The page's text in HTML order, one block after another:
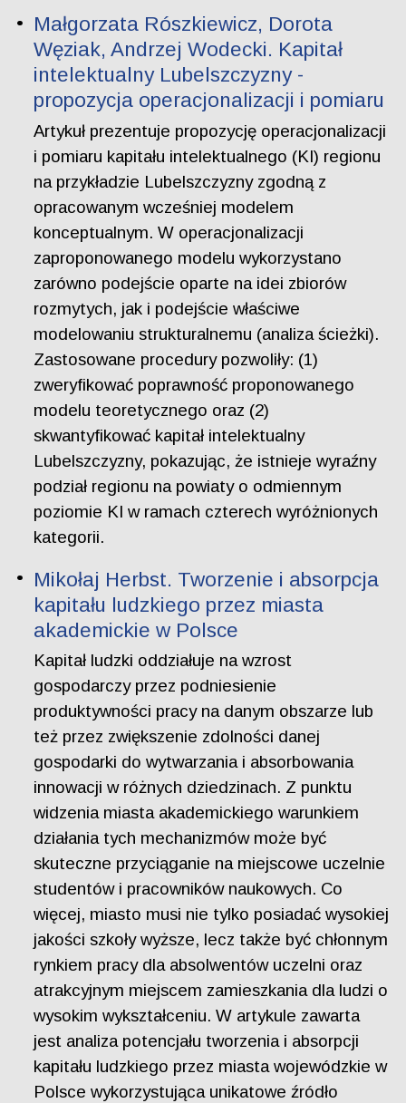
Małgorzata Rószkiewicz, Dorota
Węziak, Andrzej Wodecki. Kapitał
intelektualny Lubelszczyzny -
propozycja operacjonalizacji i pomiaru
Artykuł prezentuje propozycję operacjonalizacji
i pomiaru kapitału intelektualnego (KI) regionu
na przykładzie Lubelszczyzny zgodną z
opracowanym wcześniej modelem
konceptualnym. W operacjonalizacji
zaproponowanego modelu wykorzystano
zarówno podejście oparte na idei zbiorów
rozmytych, jak i podejście właściwe
modelowaniu strukturalnemu (analiza ścieżki).
Zastosowane procedury pozwoliły: (1)
zweryfikować poprawność proponowanego
modelu teoretycznego oraz (2)
skwantyfikować kapitał intelektualny
Lubelszczyzny, pokazując, że istnieje wyraźny
podział regionu na powiaty o odmiennym
poziomie KI w ramach czterech wyróżnionych
kategorii.
Mikołaj Herbst. Tworzenie i absorpcja
kapitału ludzkiego przez miasta
akademickie w Polsce
Kapitał ludzki oddziałuje na wzrost
gospodarczy przez podniesienie
produktywności pracy na danym obszarze lub
też przez zwiększenie zdolności danej
gospodarki do wytwarzania i absorbowania
innowacji w różnych dziedzinach. Z punktu
widzenia miasta akademickiego warunkiem
działania tych mechanizmów może być
skuteczne przyciąganie na miejscowe uczelnie
studentów i pracowników naukowych. Co
więcej, miasto musi nie tylko posiadać wysokiej
jakości szkoły wyższe, lecz także być chłonnym
rynkiem pracy dla absolwentów uczelni oraz
atrakcyjnym miejscem zamieszkania dla ludzi o
wysokim wykształceniu. W artykule zawarta
jest analiza potencjału tworzenia i absorpcji
kapitału ludzkiego przez miasta wojewódzkie w
Polsce wykorzystująca unikatowe źródło